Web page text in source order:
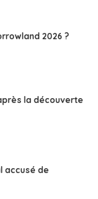
2026 ?
la découverte
accusé de